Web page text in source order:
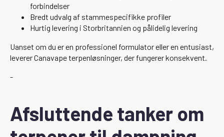
forbindelser
Bredt udvalg af stammespecifikke profiler
Hurtig levering i Storbritannien og pålidelig levering
Uanset om du er en professionel formulator eller en entusiast,
leverer Canavape terpenløsninger, der fungerer konsekvent.
-
Afsluttende tanker om